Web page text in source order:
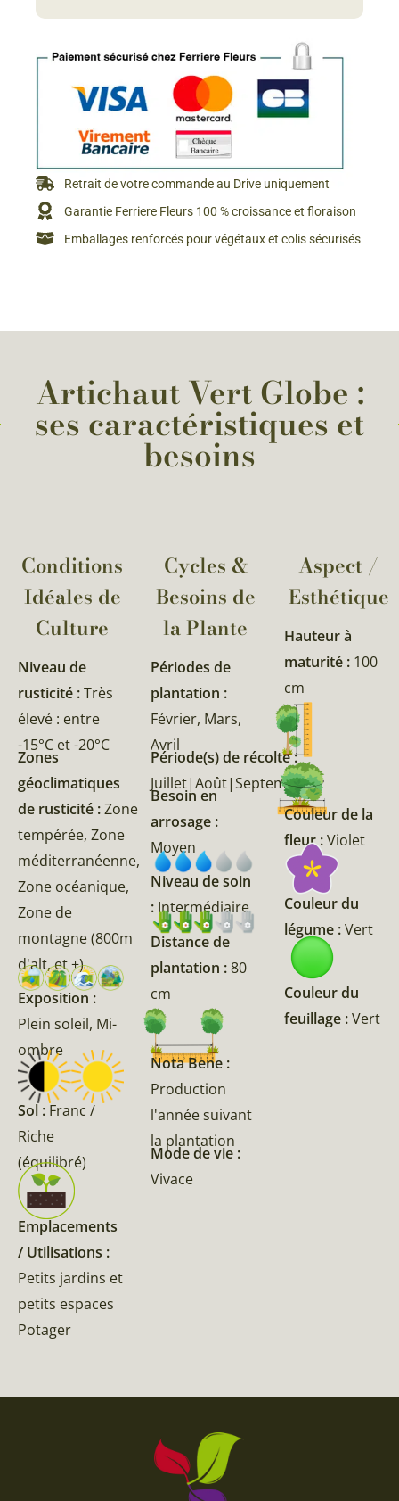
Retrait de votre commande au Drive uniquement
Garantie Ferriere Fleurs 100 % croissance et floraison
Emballages renforcés pour végétaux et colis sécurisés
Artichaut Vert Globe :
ses caractéristiques et
besoins
Conditions
Idéales de
Culture
Niveau de
rusticité :Très
élevé : entre
-15°C et -20°C
Zones
géoclimatiques
de rusticité :Zone
tempérée, Zone
méditerranéenne,
Zone océanique,
Zone de
montagne (800m
d'alt, et +)
Exposition :
Plein soleil, Mi-
ombre
Sol : Franc /
Riche
(équilibré)
Emplacements
/ Utilisations :
Petits jardins et
petits espaces
Potager
Cycles &
Besoins de
la Plante​
Périodes de
plantation :
Février, Mars,
Avril
Période(s) de récolte :
Juillet|Août|Septembre
Besoin en
arrosage :
Moyen
Niveau de soin
: Intermédiaire
Distance de
plantation :80
cm
Nota Bene :
Production
l'année suivant
la plantation
Mode de vie :
Vivace
Aspect /
Esthétique
Hauteur à
maturité : 100
cm
Couleur de la
fleur :Violet
Couleur du
légume :Vert
Couleur du
feuillage :Vert